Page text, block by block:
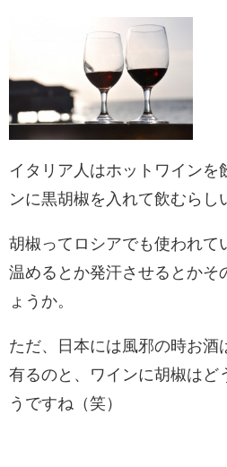
イタリア人はホットワインを
ンに黒胡椒を入れて飲むらし
胡椒ってロシアでも使われて
温めるとか発汗させるとかそ
ょうか。
ただ、日本には風邪の時お酒
有るのと、ワインに胡椒はど
うですね（笑）